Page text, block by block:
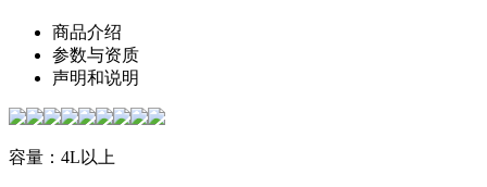
商品介绍
参数与资质
声明和说明
容量：4L以上